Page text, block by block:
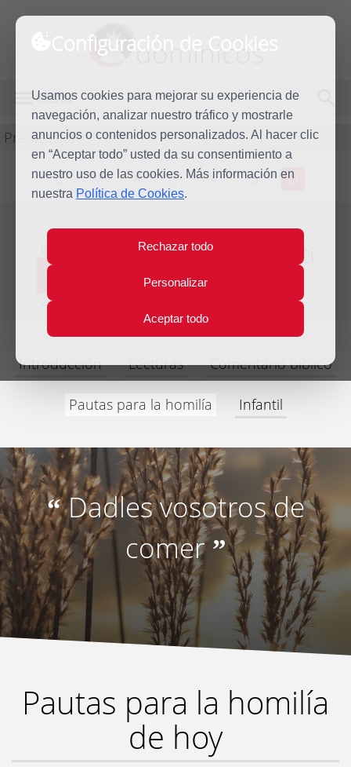
Configuración de Cookies
Usamos cookies para mejorar su experiencia de
navegación, analizar nuestro tráfico y mostrarle
anuncios o contenidos personalizados. Al hacer clic
en “Aceptar todo” usted da su consentimiento a
nuestro uso de las cookies. Más información en
nuestra Política de Cookies.
Rechazar todo
Personalizar
Aceptar todo
dominicos
MENÚ
Predicación
L M X J V S D
6
2010
Homilía Corpus Christi
Introducción Lecturas Comentario bíblico
Pautas para la homilía Infantil
“Dadles vosotros de
comer”
Pautas para la homilía
de hoy